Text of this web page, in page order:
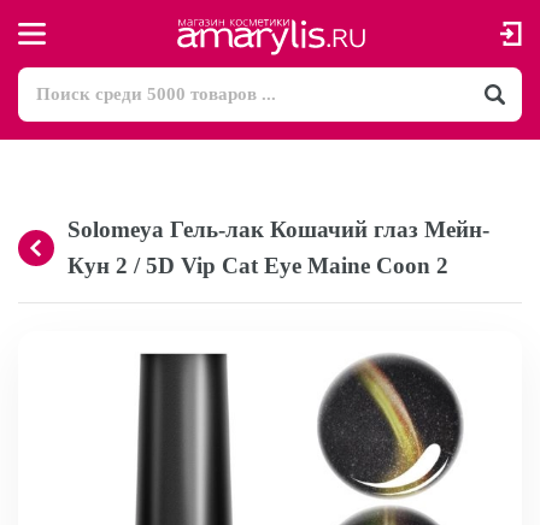
Solomeya Гель-лак Кошачий глаз Мейн-
Кун 2 / 5D Vip Cat Eye Maine Coon 2